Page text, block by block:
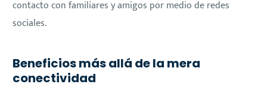
contacto con familiares y amigos por medio de redes
sociales.
Beneficios más allá de la mera
conectividad